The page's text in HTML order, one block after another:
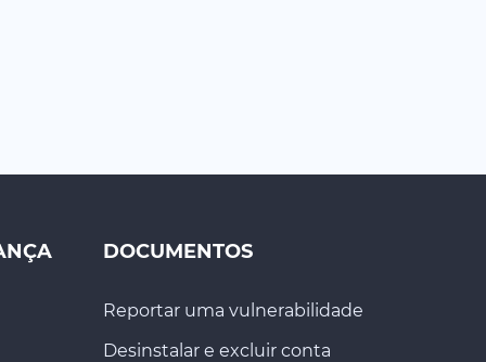
DOCUMENTOS
Reportar uma vulnerabilidade
Desinstalar e excluir conta